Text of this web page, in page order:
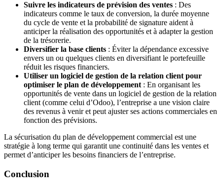
Suivre les indicateurs de prévision des ventes : Des
indicateurs comme le taux de conversion, la durée moyenne
du cycle de vente et la probabilité de signature aident à
anticiper la réalisation des opportunités et à adapter la gestion
de la trésorerie.
Diversifier la base clients : Éviter la dépendance excessive
envers un ou quelques clients en diversifiant le portefeuille
réduit les risques financiers.
Utiliser un logiciel de gestion de la relation client pour
optimiser le plan de développement : En organisant les
opportunités de vente dans un logiciel de gestion de la relation
client (comme celui d’Odoo), l’entreprise a une vision claire
des revenus à venir et peut ajuster ses actions commerciales en
fonction des prévisions.
La sécurisation du plan de développement commercial est une
stratégie à long terme qui garantit une continuité dans les ventes et
permet d’anticiper les besoins financiers de l’entreprise.
Conclusion